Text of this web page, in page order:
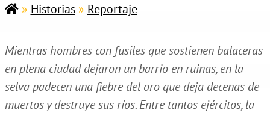
» Historias» Reportaje
Mientras hombres con fusiles que sostienen balaceras
en plena ciudad dejaron un barrio en ruinas, en la
selva padecen una fiebre del oro que deja decenas de
muertos y destruye sus ríos. Entre tantos ejércitos, la